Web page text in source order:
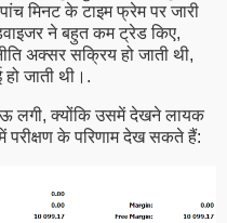
मिनट के टाइम फ्रेम पर जारी
ने बहुत कम ट्रेड किए,
अक्सर सक्रिय हो जाती थी,
जाती थी।.
लगी, क्योंकि उसमें देखने लायक
के परिणाम देख सकते हैं: